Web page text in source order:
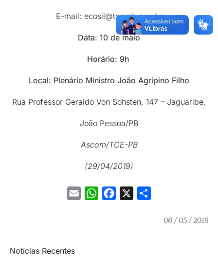
E-mail: ecosil@tce.pb.gov.br
Data: 10 de maio
Horário: 9h
Local: Plenário Ministro João Agripino Filho
Rua Professor Geraldo Von Sohsten, 147 – Jaguaribe,
João Pessoa/PB
Ascom/TCE-PB
(29/04/2019)
Email WhatsAppFacebook
06 / 05 / 2019
Notícias Recentes